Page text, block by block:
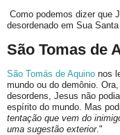
Como podemos dizer que
desordenado em Sua
São Tomas de
São Tomás de Aquino nos
mundo ou do demônio.
desordens, Jesus não
espírito do mundo. Mas
tentação que vem do
uma sugestão exterior."